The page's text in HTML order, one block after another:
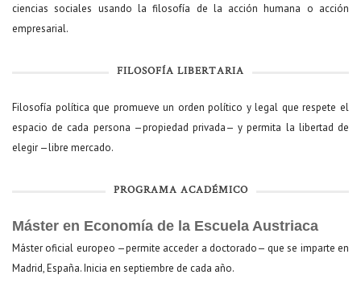
ciencias sociales usando la filosofía de la acción humana o acción
empresarial.
FILOSOFÍA LIBERTARIA
Filosofía política que promueve un orden político y legal que respete el
espacio de cada persona —propiedad privada— y permita la libertad de
elegir —libre mercado.
PROGRAMA ACADÉMICO
Máster en Economía de la Escuela Austriaca
Máster oficial europeo —permite acceder a doctorado— que se imparte en
Madrid, España. Inicia en septiembre de cada año.